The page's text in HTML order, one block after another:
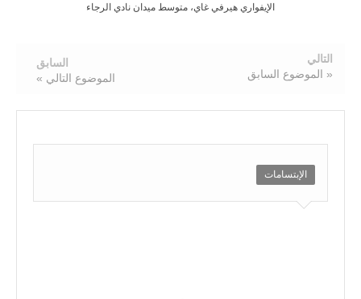
الإيفواري هيرفي غاي، متوسط ميدان نادي الرجاء
التالي
« الموضوع السابق
السابق
الموضوع التالي »
الإبتسامات